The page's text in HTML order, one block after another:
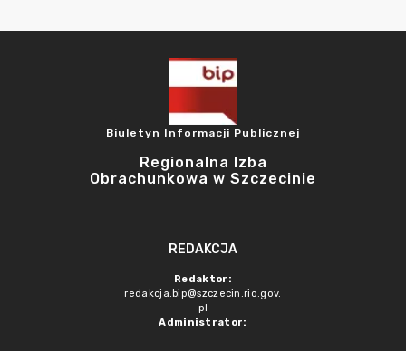
Biuletyn Informacji Publicznej
Regionalna Izba
Obrachunkowa w Szczecinie
REDAKCJA
Redaktor:
redakcja.bip@szczecin.rio.gov.
pl
Administrator: